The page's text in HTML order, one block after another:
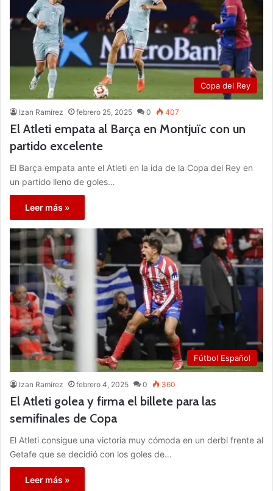
Copa del Rey
Izan Ramírez febrero 25, 2025 0 407
El Atleti empata al Barça en Montjuïc con un
partido excelente
El Barça empata ante el Atleti en la ida de la Copa del Rey en
un partido lleno de goles…
Leer más »
Fútbol Español
Izan Ramírez febrero 4, 2025 0 360
El Atleti golea y firma el billete para las
semifinales de Copa
El Atleti consigue una victoria muy cómoda en un derbi frente al
Getafe que se decidió con los goles de…
Leer más »